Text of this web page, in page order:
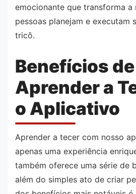
emocionante que transforma a
pessoas planejam e executam
tricô.
Benefícios de
Aprender a
o Aplicativo
Aprender a tecer com nosso
apenas uma experiência
também oferece uma série de
além do simples ato de criar